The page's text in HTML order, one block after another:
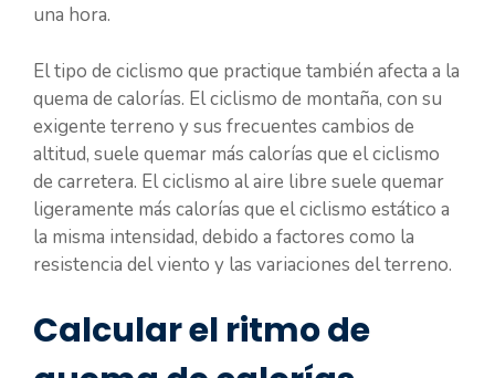
una hora.
El tipo de ciclismo que practique también afecta a la
quema de calorías. El ciclismo de montaña, con su
exigente terreno y sus frecuentes cambios de
altitud, suele quemar más calorías que el ciclismo
de carretera. El ciclismo al aire libre suele quemar
ligeramente más calorías que el ciclismo estático a
la misma intensidad, debido a factores como la
resistencia del viento y las variaciones del terreno.
Calcular el ritmo de